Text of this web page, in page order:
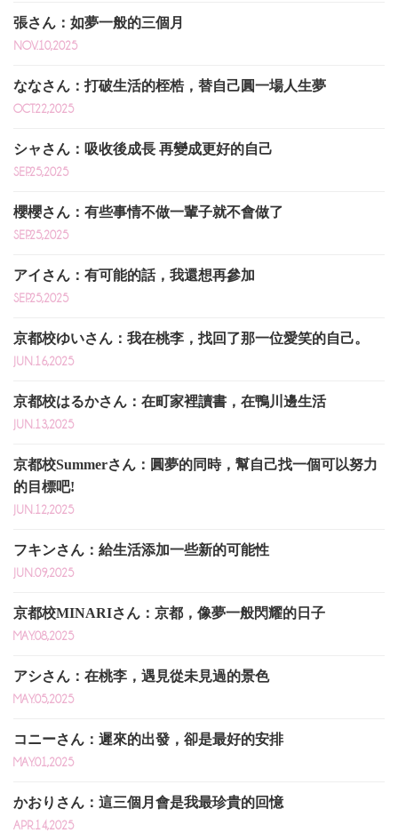
張さん：如夢一般的三個月
NOV.10,2025
ななさん：打破生活的桎梏，替自己圓一場人生夢
OCT.22,2025
シャさん：吸收後成長 再變成更好的自己
SEP.25,2025
櫻櫻さん：有些事情不做一輩子就不會做了
SEP.25,2025
アイさん：有可能的話，我還想再參加
SEP.25,2025
京都校ゆいさん：我在桃李，找回了那一位愛笑的自己。
JUN.16,2025
京都校はるかさん：在町家裡讀書，在鴨川邊生活
JUN.13,2025
京都校Summerさん：圓夢的同時，幫自己找一個可以努力
的目標吧!
JUN.12,2025
フキンさん：給生活添加一些新的可能性
JUN.09,2025
京都校MINARIさん：京都，像夢一般閃耀的日子
MAY.08,2025
アシさん：在桃李，遇見從未見過的景色
MAY.05,2025
コニーさん：遲來的出發，卻是最好的安排
MAY.01,2025
かおりさん：這三個月會是我最珍貴的回憶
APR.14,2025